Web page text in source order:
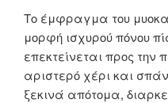
Το έμφραγμα του
μορφή ισχυρού πόνου
επεκτείνεται προς την
αριστερό χέρι και
ξεκινά απότομα,